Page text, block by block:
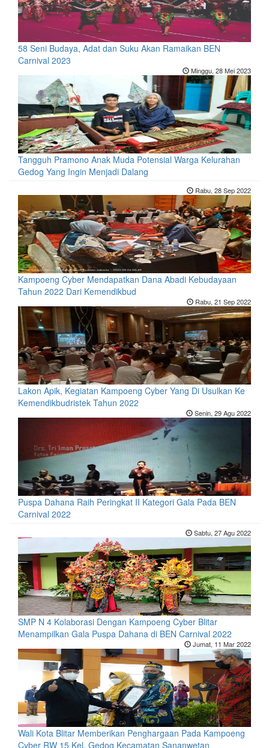
58 Seni Budaya, Adat dan Suku Akan Ramaikan BEN
Carnival 2023
Minggu, 28 Mei 2023
Tangguh Pramono Anak Muda Potensial Warga Kelurahan
Gedog Yang Ingin Menjadi Dalang
Rabu, 28 Sep 2022
Kampoeng Cyber Mendapatkan Dana Abadi Kebudayaan
Tahun 2022 Dari Kemendikbud
Rabu, 21 Sep 2022
Lakon Apik, Kegiatan Kampoeng Cyber Yang Di Usulkan Ke
Kemendikbudristek Tahun 2022
Senin, 29 Agu 2022
Puspa Dahana Raih Peringkat II Kategori Gala Pada BEN
Carnival 2022
Sabtu, 27 Agu 2022
SMP N 4 Kolaborasi Dengan Kampoeng Cyber Blitar
Menampilkan Gala Puspa Dahana di BEN Carnival 2022
Jumat, 11 Mar 2022
Wali Kota Blitar Memberikan Penghargaan Pada Kampoeng
Cyber RW 15 Kel. Gedog Kecamatan Sananwetan